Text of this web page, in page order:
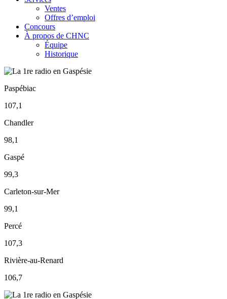
Ventes
Offres d’emploi
Concours
À propos de CHNC
Équipe
Historique
Paspébiac
107,1
Chandler
98,1
Gaspé
99,3
Carleton-sur-Mer
99,1
Percé
107,3
Rivière-au-Renard
106,7